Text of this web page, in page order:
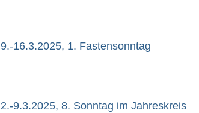
9.-16.3.2025, 1. Fastensonntag
2.-9.3.2025, 8. Sonntag im Jahreskreis